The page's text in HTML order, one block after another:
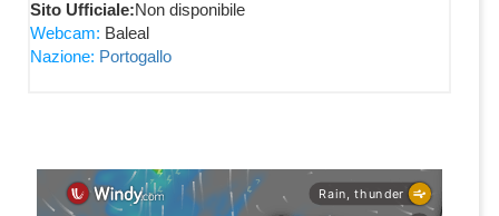
Sito Ufficiale:Non disponibile
Webcam: Baleal
Nazione: Portogallo